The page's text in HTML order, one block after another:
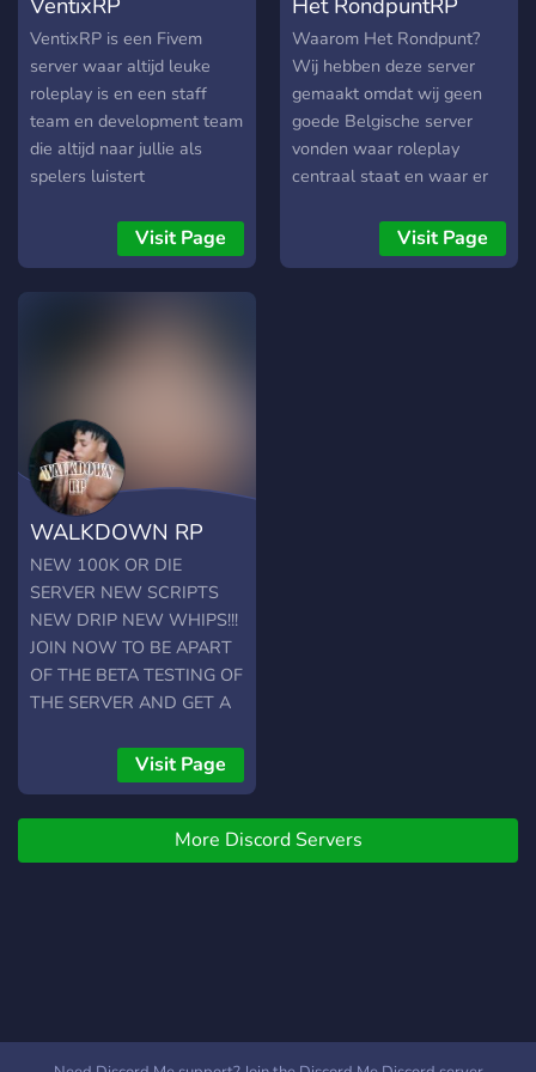
you want a clean,
organized, and immersive
ERLC experience, OKC RP
is the place to be.
VentixRP is een Fivem
server waar altijd leuke
roleplay is en een staff
team en development team
die altijd naar jullie als
spelers luistert
Visit Page
Waarom Het Rondpunt?
Wij hebben deze server
gemaakt omdat wij geen
goede Belgische server
vonden waar roleplay
centraal staat en waar er
spelers. We hopen dat
jullie je direct thuis zullen
Visit Page
WALKDOWN RP
NEW 100K OR DIE
SERVER NEW SCRIPTS
NEW DRIP NEW WHIPS!!!
JOIN NOW TO BE APART
OF THE BETA TESTING OF
THE SERVER AND GET A
FULLY OPTOMIZED
SERVER WITH TURF
WARS AND DRUG ZONES
https://discord.gg/rJW9EBWPVu
JOIN UP!!!!
Visit Page
More Discord Servers